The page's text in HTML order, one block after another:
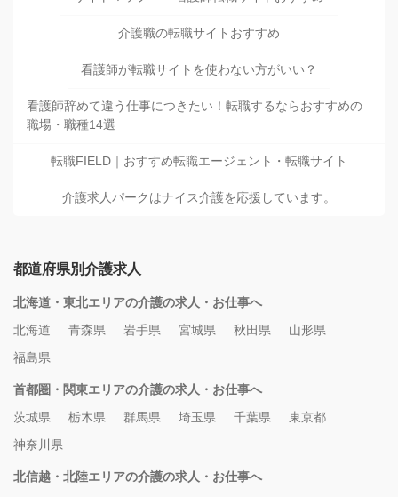
介護職の転職サイトおすすめ
看護師が転職サイトを使わない方がいい？
看護師辞めて違う仕事につきたい！転職するならおすすめの
職場・職種14選
転職FIELD｜おすすめ転職エージェント・転職サイト
介護求人パークはナイス介護を応援しています。
都道府県別介護求人
北海道・東北エリアの介護の求人・お仕事へ
北海道
青森県 岩手県 宮城県 秋田県
山形県
福島県
首都圏・関東エリアの介護の求人・お仕事へ
茨城県
栃木県 群馬県 埼玉県 千葉県
東京都
神奈川県
北信越・北陸エリアの介護の求人・お仕事へ